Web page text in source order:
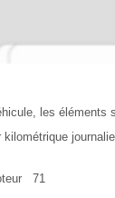
les éléments
kilométrique
71